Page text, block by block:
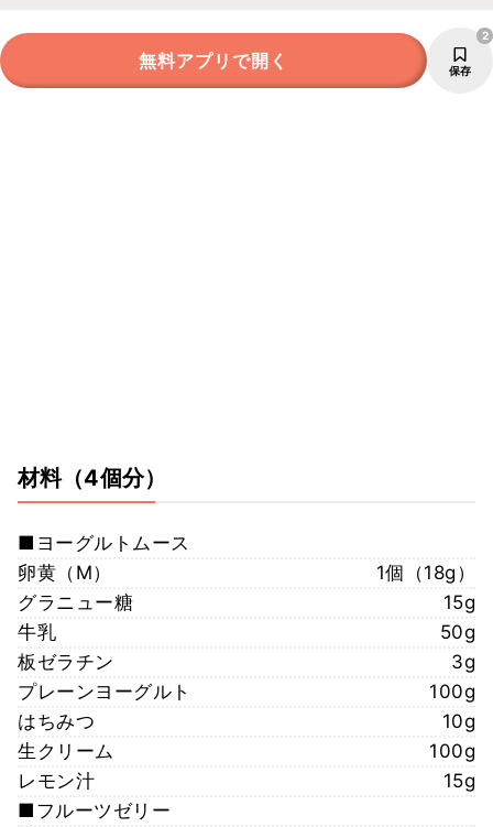
無料アプリで開く 保存
2
材料（4個分）
■ヨーグルトムース
卵黄（M）
1個（18g）
グラニュー糖
15g
牛乳
50g
板ゼラチン
3g
プレーンヨーグルト
100g
はちみつ
10g
生クリーム
100g
レモン汁
15g
■フルーツゼリー